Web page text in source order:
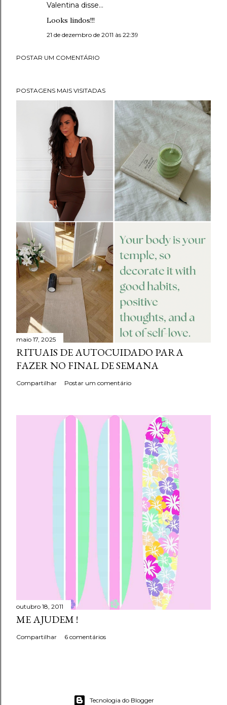
Valentina disse…
Looks lindos!!!
21 de dezembro de 2011 às 22:39
POSTAR UM COMENTÁRIO
POSTAGENS MAIS VISITADAS
maio 17, 2025
RITUAIS DE AUTOCUIDADO PARA
FAZER NO FINAL DE SEMANA
Compartilhar Postar um comentário
outubro 18, 2011
ME AJUDEM !
Compartilhar 6 comentários
Tecnologia do Blogger